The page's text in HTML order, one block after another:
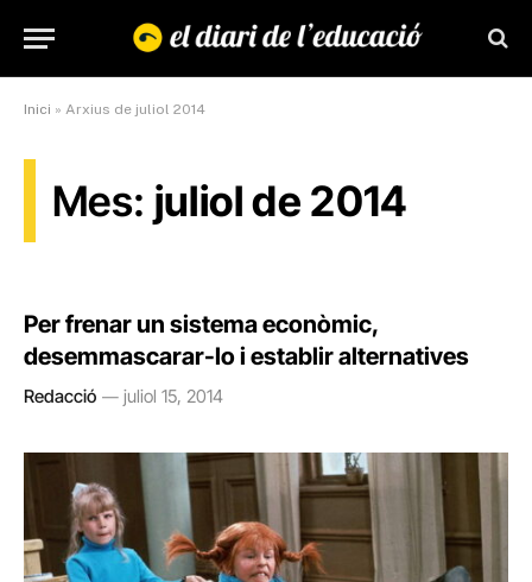
Inici » Arxius de juliol 2014
Mes: juliol de 2014
Per frenar un sistema econòmic,
desemmascarar-lo i establir alternatives
Redacció juliol 15, 2014